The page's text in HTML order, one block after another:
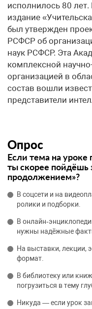
исполнилось 80 лет.
издание
был утвержден
РСФСР об
наук РСФСР. Эта
комплексной
организацией в
состав вошли
представители
Опрос
Если тема на уроке
ты скорее пойдёшь
продолжением»?
В соцсети и на
ролики и подборки.
В
нужны надёжные
На выставки,
формат.
В библиотеку или
погрузиться в тему
Никуда — если урок